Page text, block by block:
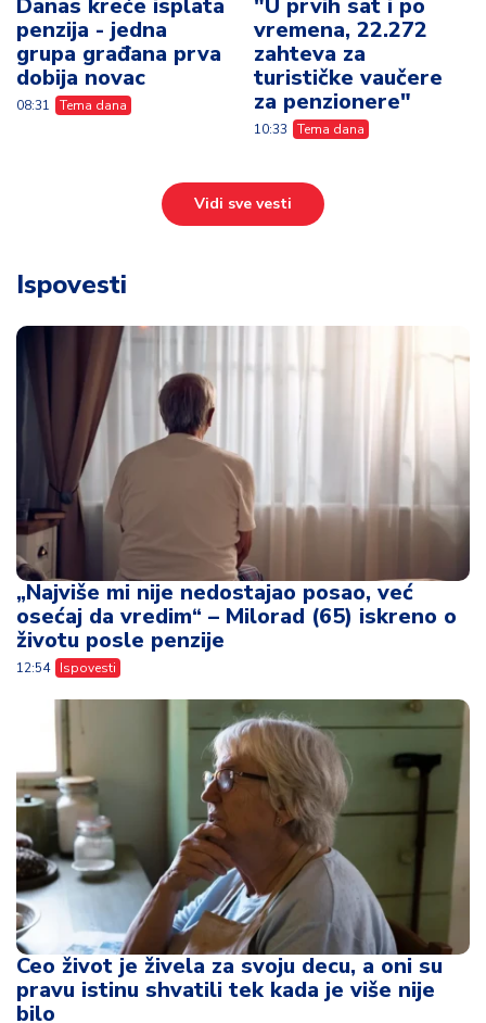
penzija - jedna
grupa građana prva
dobija novac
08:31 Tema dana
vremena, 22.272
zahteva za
turističke vaučere
za penzionere"
10:33 Tema dana
Vidi sve vesti
Ispovesti
„Najviše mi nije nedostajao posao, već
osećaj da vredim“ – Milorad (65) iskreno o
životu posle penzije
12:54 Ispovesti
Ceo život je živela za svoju decu, a oni su
pravu istinu shvatili tek kada je više nije
bilo